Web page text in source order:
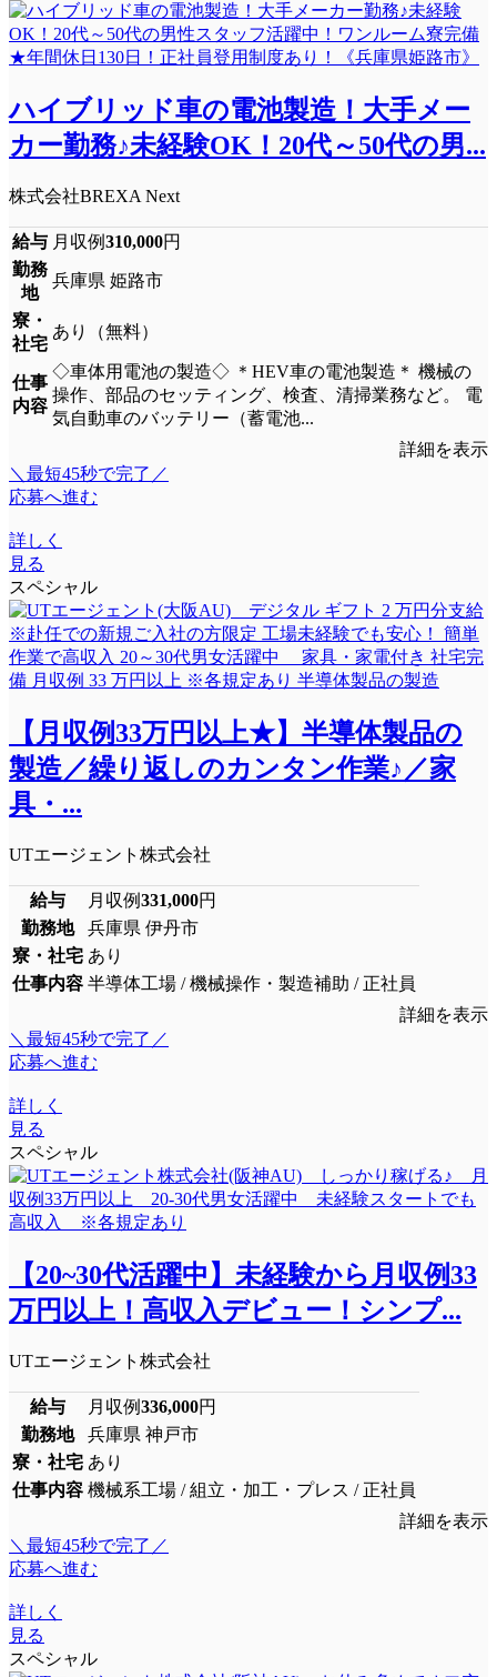
ハイブリッド車の電池製造！大手メー
カー勤務♪未経験OK！20代～50代の男...
株式会社BREXA Next
給与 月収例310,000円
勤務
地
兵庫県 姫路市
寮・
社宅
あり（無料）
仕事
内容
◇車体用電池の製造◇ ＊HEV車の電池製造＊ 機械の
操作、部品のセッティング、検査、清掃業務など。 電
気自動車のバッテリー（蓄電池...
詳細を表示
＼最短45秒で完了／
応募へ進む
詳しく
見る
スペシャル
【月収例33万円以上★】半導体製品の
製造／繰り返しのカンタン作業♪／家
具・...
UTエージェント株式会社
給与 月収例331,000円
勤務地
兵庫県 伊丹市
寮・社宅 あり
仕事内容 半導体工場 / 機械操作・製造補助 / 正社員
詳細を表示
＼最短45秒で完了／
応募へ進む
詳しく
見る
スペシャル
【20~30代活躍中】未経験から月収例33
万円以上！高収入デビュー！シンプ...
UTエージェント株式会社
給与 月収例336,000円
勤務地
兵庫県 神戸市
寮・社宅 あり
仕事内容 機械系工場 / 組立・加工・プレス / 正社員
詳細を表示
＼最短45秒で完了／
応募へ進む
詳しく
見る
スペシャル